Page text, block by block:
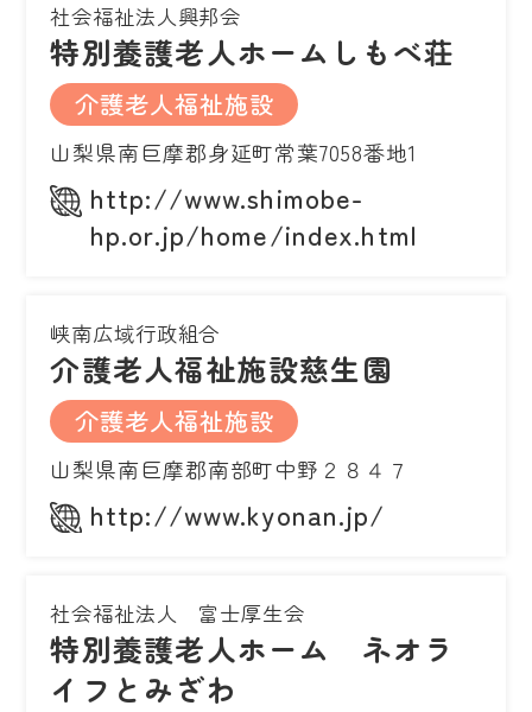
社会福祉法人興邦会
特別養護老人ホームしもべ荘
介護老人福祉施設
山梨県南巨摩郡身延町常葉7058番地1
http://www.shimobe-
hp.or.jp/home/index.html
峡南広域行政組合
介護老人福祉施設慈生園
介護老人福祉施設
山梨県南巨摩郡南部町中野２８４７
http://www.kyonan.jp/
社会福祉法人 富士厚生会
特別養護老人ホーム ネオラ
イフとみざわ